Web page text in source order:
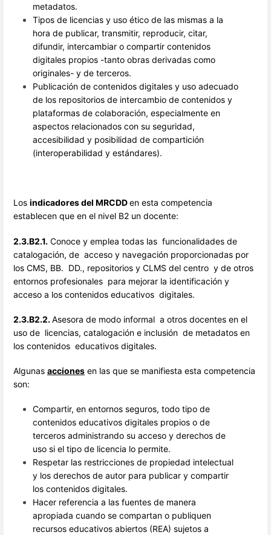
metadatos.
Tipos de licencias y uso ético de las mismas a la
hora de publicar, transmitir, reproducir, citar,
difundir, intercambiar o compartir contenidos
digitales propios -tanto obras derivadas como
originales- y de terceros.
Publicación de contenidos digitales y uso adecuado
de los repositorios de intercambio de contenidos y
plataformas de colaboración, especialmente en
aspectos relacionados con su seguridad,
accesibilidad y posibilidad de compartición
(interoperabilidad y estándares).
Los indicadores del MRCDDen esta competencia
establecen que en el nivel B2 un docente:
2.3.B2.1. Conoce y emplea todas las funcionalidades de
catalogación, de acceso y navegación proporcionadas por
los CMS, BB. DD., repositorios y CLMS del centro y de otros
entornos profesionales para mejorar la identificación y
acceso a los contenidos educativos digitales.
2.3.B2.2.Asesora de modo informal a otros docentes en el
uso de licencias, catalogación e inclusión de metadatos en
los contenidos educativos digitales.
Algunas acciones en las que se manifiesta esta competencia
son:
Compartir, en entornos seguros, todo tipo de
contenidos educativos digitales propios o de
terceros administrando su acceso y derechos de
uso si el tipo de licencia lo permite.
Respetar las restricciones de propiedad intelectual
y los derechos de autor para publicar y compartir
los contenidos digitales.
Hacer referencia a las fuentes de manera
apropiada cuando se compartan o publiquen
recursos educativos abiertos (REA) sujetos a